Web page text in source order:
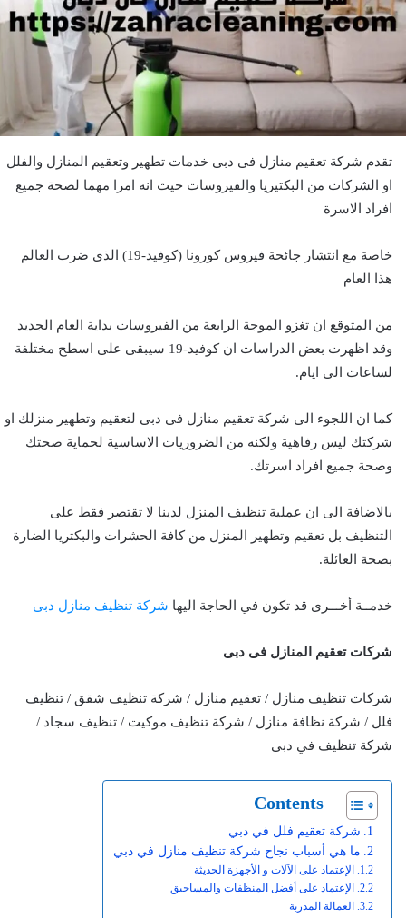
تقدم شركة تعقيم منازل فى دبى خدمات تطهير وتعقيم المنازل والفلل
او الشركات من البكتيريا والفيروسات حيث انه امرا مهما لصحة جميع
افراد الاسرة
خاصة مع انتشار جائحة فيروس كورونا (كوفيد-19) الذى ضرب العالم
هذا العام
من المتوقع ان تغزو الموجة الرابعة من الفيروسات بداية العام الجديد
وقد اظهرت بعض الدراسات ان كوفيد-19 سيبقى على اسطح مختلفة
لساعات الى ايام.
كما ان اللجوء الى شركة تعقيم منازل فى دبى لتعقيم وتطهير منزلك او
شركتك ليس رفاهية ولكنه من الضروريات الاساسية لحماية صحتك
وصحة جميع افراد اسرتك.
بالاضافة الى ان عملية تنظيف المنزل لدينا لا تقتصر فقط على
التنظيف بل تعقيم وتطهير المنزل من كافة الحشرات والبكتريا الضارة
بصحة العائلة.
خدمــة أخـــرى قد تكون في الحاجة اليها شركة تنظيف منازل دبى
شركات تعقيم المنازل فى دبى
شركات تنظيف منازل / تعقيم منازل / شركة تنظيف شقق / تنظيف
فلل / شركة نظافة منازل / شركة تنظيف موكيت / تنظيف سجاد /
شركة تنظيف في دبى
Contents
شركة تعقيم فلل في دبي
ما هي أسباب نجاح شركة تنظيف منازل في دبي
الإعتماد على الآلات و الأجهزة الحديثة
الإعتماد على أفضل المنظفات والمساحيق
العمالة المدربة